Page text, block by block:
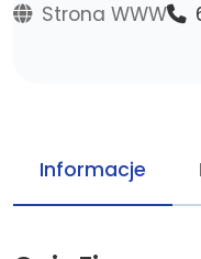
Strona WWW
Informacje